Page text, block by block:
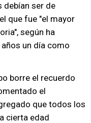
debían ser de
que fue "el mayor
según ha
un día como
borre el recuerdo
el
que todos los
cierta edad